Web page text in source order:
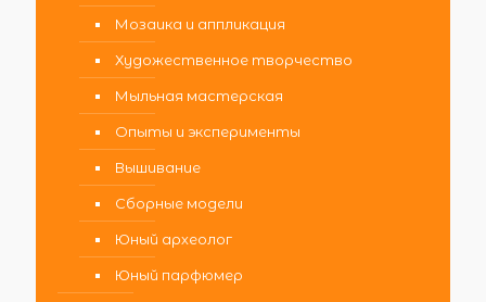
Мозаика и аппликация
Художественное творчество
Мыльная мастерская
Опыты и эксперименты
Вышивание
Сборные модели
Юный археолог
Юный парфюмер